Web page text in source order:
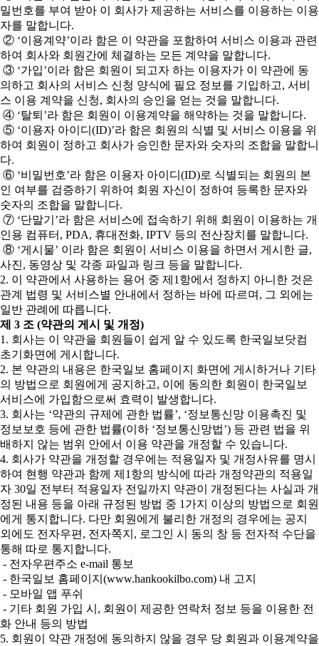
밀번호를 부여 받아 이 회사가 제공하는 서비스를 이용하는 이용
자를 말합니다.
② ‘이용계약’이라 함은 이 약관을 포함하여 서비스 이용과 관련
하여 회사와 회원간에 체결하는 모든 계약을 말합니다.
③ ‘가입’이라 함은 회원이 되고자 하는 이용자가 이 약관에 동
의하고 회사의 서비스 신청 양식에 필요 정보를 기입하고, 서비
스 이용 계약을 신청, 회사의 승인을 얻는 것을 말합니다.
④ ‘탈퇴’라 함은 회원이 이용계약을 해약하는 것을 말합니다.
⑤ ‘이용자 아이디(ID)’라 함은 회원의 식별 및 서비스 이용을 위
하여 회원이 정하고 회사가 승인한 문자와 숫자의 조합을 말합니
다.
⑥ ‘비밀번호’라 함은 이용자 아이디(ID)로 식별되는 회원의 본
인 여부를 검증하기 위하여 회원 자신이 정하여 등록한 문자와
숫자의 조합을 말합니다.
⑦ ‘단말기’라 함은 서비스에 접속하기 위해 회원이 이용하는 개
인용 컴퓨터, PDA, 휴대전화, IPTV 등의 전산장치를 말합니다.
⑧ ‘게시물’ 이라 함은 회원이 서비스 이용을 하면서 게시한 글,
사진, 동영상 및 각종 파일과 링크 등을 말합니다.
2. 이 약관에서 사용하는 용어 중 제1항에서 정하지 아니한 것은
관계 법령 및 서비스별 안내에서 정하는 바에 따르며, 그 외에는
일반 관례에 따릅니다.
제 3 조 (약관의 게시 및 개정)
1. 회사는 이 약관을 회원들이 쉽게 알 수 있도록 한국일보닷컴
초기화면에 게시합니다.
2. 본 약관의 내용은 한국일보 홈페이지 화면에 게시하거나 기타
의 방법으로 회원에게 공지하고, 이에 동의한 회원이 한국일보
서비스에 가입함으로써 효력이 발생합니다.
3. 회사는 ‘약관의 규제에 관한 법률’, ‘정보통신망 이용촉진 및
정보보호 등에 관한 법률(이하 ‘정보통신망법’) 등 관련 법을 위
배하지 않는 범위 안에서 이용 약관을 개정할 수 있습니다.
4. 회사가 약관을 개정할 경우에는 적용일자 및 개정사유를 명시
하여 현행 약관과 함께 제1항의 방식에 따라 개정약관의 적용일
자 30일 전부터 적용일자 전일까지 약관이 개정된다는 사실과 개
정된 내용 등을 아래 규정된 방법 중 1가지 이상의 방법으로 회원
에게 통지합니다. 다만 회원에게 불리한 개정의 경우에는 공지
외에도 전자우편, 전자쪽지, 로그인 시 동의 창 등 전자적 수단을
통해 따로 통지합니다.
- 전자우편주소 e-mail 통보
- 한국일보 홈페이지(www.hankookilbo.com) 내 고지
- 모바일 앱 푸쉬
- 기타 회원 가입 시, 회원이 제공한 연락처 정보 등을 이용한 전
화 안내 등의 방법
5. 회원이 약관 개정에 동의하지 않을 경우 당 회원과 이용계약을